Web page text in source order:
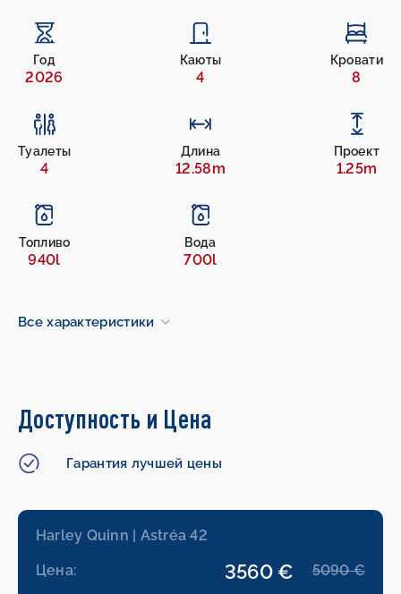
Год
2026
Каюты
4
Кровати
8
Туалеты
4
Длина
12.58m
Проект
1.25m
Топливо
940l
Вода
700l
Все характеристики
Доступность и Цена
Гарантия лучшей цены
Harley Quinn | Astréa 42
Цена: 3560 € 5090 €